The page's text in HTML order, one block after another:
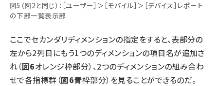
図5（図2と同じ）：［ユーザー］＞［モバイル］＞［デバイス］レポート
の下部一覧表示部
ここでセカンダリディメンションの指定をすると、表部分の
左から2列目にもう1つのディメンションの項目名が追加さ
れ（図6オレンジ枠部分）、2つのディメンションの組み合わ
せで各指標群（図6青枠部分）を見ることができるのだ。